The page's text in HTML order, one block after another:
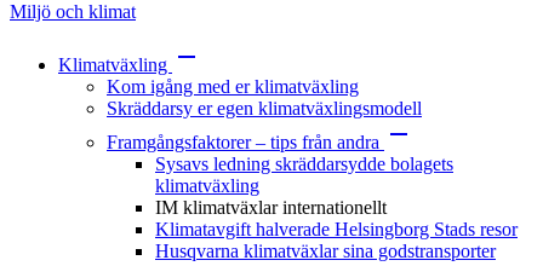
Miljö och klimat
Klimatväxling
Kom igång med er klimatväxling
Skräddarsy er egen klimatväxlingsmodell
Framgångsfaktorer – tips från andra
Sysavs ledning skräddarsydde bolagets
klimatväxling
IM klimatväxlar internationellt
Klimatavgift halverade Helsingborg Stads resor
Husqvarna klimatväxlar sina godstransporter